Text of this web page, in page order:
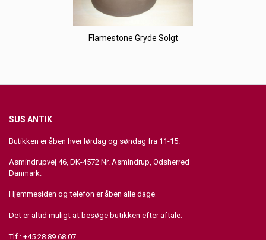
Flamestone Gryde Solgt
SUS ANTIK
Butikken er åben hver lørdag og søndag fra 11-15.
Asmindrupvej 46, DK-4572 Nr. Asmindrup, Odsherred
Danmark.
Hjemmesiden og telefon er åben alle dage.
Det er altid muligt at besøge butikken efter aftale.
Tlf : +45 28 89 68 07